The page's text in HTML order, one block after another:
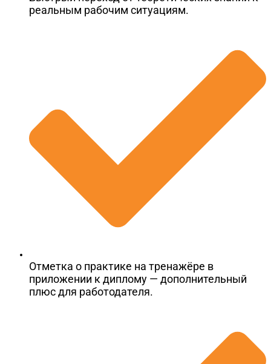
реальным рабочим ситуациям.
Отметка о практике на тренажёре в
приложении к диплому — дополнительный
плюс для работодателя.